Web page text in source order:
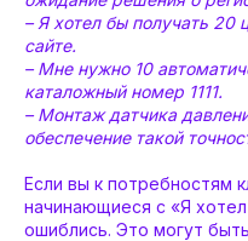
– Я хотел бы получать 20
сайте.
– Мне нужно 10
каталожный номер 1111.
– Монтаж датчика
обеспечение такой
Если вы к потребностям
начинающиеся с «Я
ошиблись. Это могут